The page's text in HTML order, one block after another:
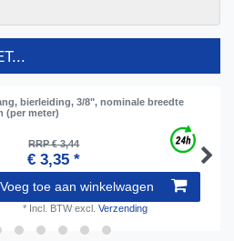
bierleiding, 3/8", nominale breedte
(per meter)
RRP € 3,44
€ 3,35 *
Voeg toe aan winkelwagen
* Incl. BTWexcl. Verzending